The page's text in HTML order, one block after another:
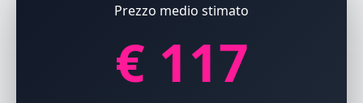
Prezzo medio stimato
€ 117